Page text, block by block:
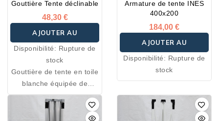
Gouttière Tente déclinable
48,30 €
AJOUTER AU
PANIER
Disponibilité: Rupture de
stock
Gouttière de tente en toile
blanche équipée de
velcro.
Armature de tente INES
400x200
184,00 €
AJOUTER AU
PANIER
Disponibilité: Rupture de
stock